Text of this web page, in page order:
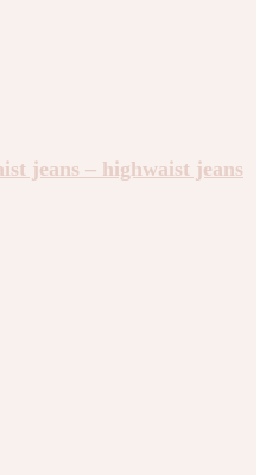
jeans – highwaist jeans